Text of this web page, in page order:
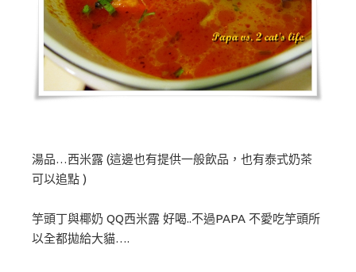
湯品…西米露 (這邊也有提供一般飲品，也有泰式奶茶
可以追點 )
竽頭丁與椰奶 QQ西米露 好喝..不過PAPA 不愛吃竽頭所
以全都拋給大貓….